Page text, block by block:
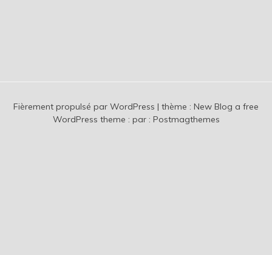
Fièrement propulsé par WordPress | thème : New Blog a free
WordPress theme : par : Postmagthemes